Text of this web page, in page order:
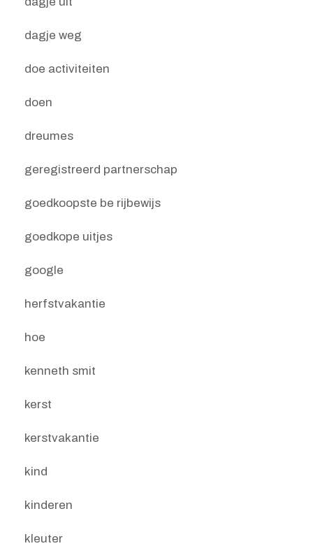
dagje weg
doe activiteiten
doen
dreumes
geregistreerd partnerschap
goedkoopste be rijbewijs
goedkope uitjes
google
herfstvakantie
hoe
kenneth smit
kerst
kerstvakantie
kind
kinderen
kleuter